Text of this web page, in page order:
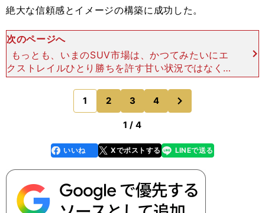
絶大な信頼感とイメージの構築に成功した。
次のページへ
もっとも、いまのSUV市場は、かつてみたいにエ
クストレイルひとり勝ちを許す甘い状況ではなくな
っている。 たとえば、より小さくて手頃な（ヴェ
ゼルを筆頭とした）コンパクトSUVが大増殖した
し、上級クラス
1 2 3 4
のページへ
1 / 4
faceboo
k
いいね Xでポストする
line LINEで送る